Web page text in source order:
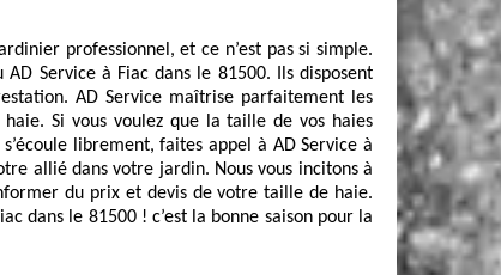
professionnel, et ce n’est pas si simple.
Service à Fiac dans le 81500. Ils disposent
AD Service maîtrise parfaitement les
Si vous voulez que la taille de vos haies
librement, faites appel à AD Service à
allié dans votre jardin. Nous vous incitons à
du prix et devis de votre taille de haie.
dans le 81500 ! c’est la bonne saison pour la